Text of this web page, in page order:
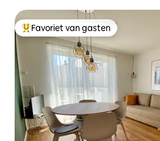
Topfavoriet van gasten
Favoriet van gasten